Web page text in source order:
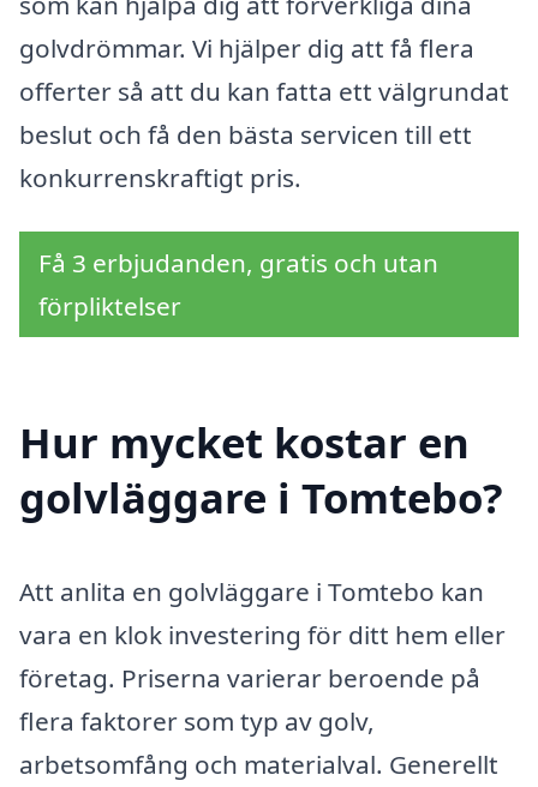
golvdrömmar. Vi hjälper dig att få flera
offerter så att du kan fatta ett välgrundat
beslut och få den bästa servicen till ett
konkurrenskraftigt pris.
Få 3 erbjudanden, gratis och utan
förpliktelser
Hur mycket kostar en
golvläggare i Tomtebo?
Att anlita en golvläggare i Tomtebo kan
vara en klok investering för ditt hem eller
företag. Priserna varierar beroende på
flera faktorer som typ av golv,
arbetsomfång och materialval. Generellt